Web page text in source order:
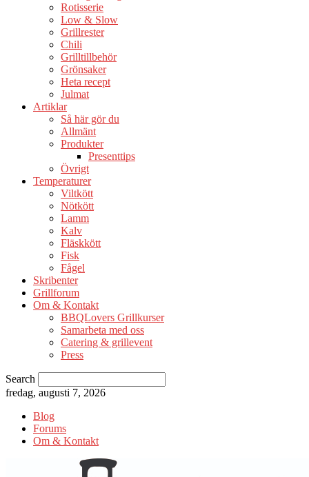
Rotisserie
Low & Slow
Grillrester
Chili
Grilltillbehör
Grönsaker
Heta recept
Julmat
Artiklar
Så här gör du
Allmänt
Produkter
Presenttips
Övrigt
Temperaturer
Viltkött
Nötkött
Lamm
Kalv
Fläskkött
Fisk
Fågel
Skribenter
Grillforum
Om & Kontakt
BBQLovers Grillkurser
Samarbeta med oss
Catering & grillevent
Press
Search
fredag, augusti 7, 2026
Blog
Forums
Om & Kontakt